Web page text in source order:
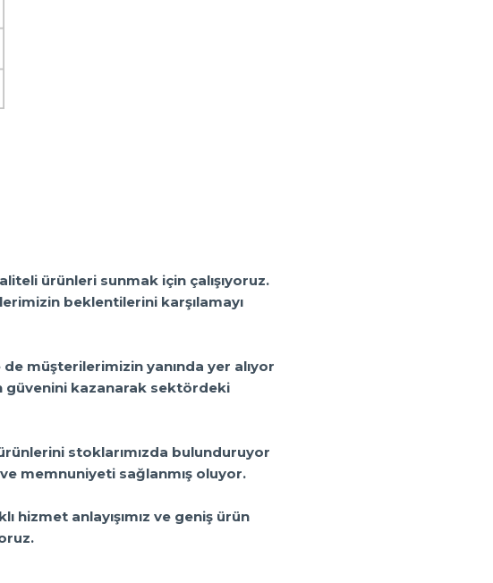
ürünleri sunmak için çalışıyoruz.
beklentilerini karşılamayı
müşterilerimizin yanında yer alıyor
güvenini kazanarak sektördeki
stoklarımızda bulunduruyor
memnuniyeti sağlanmış oluyor.
anlayışımız ve geniş ürün